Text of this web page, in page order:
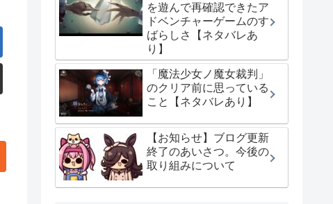
を遊んで再確認できたア
ドベンチャーゲームのす
ばらしさ【ネタバレあ
り】
「魔法少女ノ魔女裁判」
のクリア前に思っている
こと【ネタバレあり】
【お知らせ】ブログ更新
終了のあいさつ。今後の
取り組みについて